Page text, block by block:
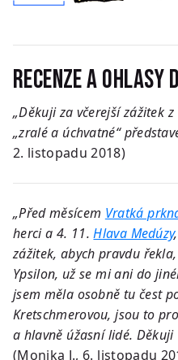
Recenze a ohlasy
„Děkuji za včerejší zážitek
„zralé a úchvatné“
2. listopadu 2018)
„Před měsícem Vratká
herci a 4. 11.Hlava Medúzy
zážitek, abych pravdu
Ypsilon, už se mi ani do
jsem měla osobně tu čest
Kretschmerovou, jsou to
a hlavně úžasní lidé. Děkuji
(Monika J., 6. listopadu